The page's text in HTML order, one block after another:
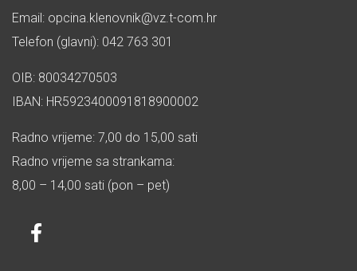
Email: opcina.klenovnik@vz.t-com.hr
Telefon (glavni): 042 763 301
OIB: 80034270503
IBAN: HR5923400091818900002
Radno vrijeme: 7,00 do 15,00 sati
Radno vrijeme sa strankama:
8,00 – 14,00 sati (pon – pet)